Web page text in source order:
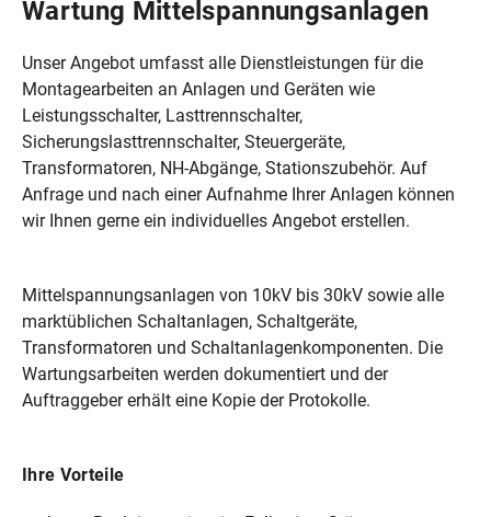
Beschaffung der Kompensationsanlage
Montage
Ansprechpartner
Telefon: 089/23 61-36 00
Wartung Mittelspannungsanlagen
Unser Angebot umfasst alle Dienstleistungen für die
Montagearbeiten an Anlagen und Geräten wie
Leistungsschalter, Lasttrennschalter,
Sicherungslasttrennschalter, Steuergeräte,
Transformatoren, NH-Abgänge, Stationszubehör. Auf
Anfrage und nach einer Aufnahme Ihrer Anlagen können
wir Ihnen gerne ein individuelles Angebot erstellen.
Mittelspannungsanlagen von 10kV bis 30kV sowie alle
marktüblichen Schaltanlagen, Schaltgeräte,
Transformatoren und Schaltanlagenkomponenten. Die
Wartungsarbeiten werden dokumentiert und der
Auftraggeber erhält eine Kopie der Protokolle.
Ihre Vorteile